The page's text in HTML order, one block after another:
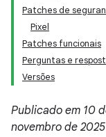
Patches de
Pixel
Patches funcionais
Perguntas e
Versões
Publicado em 10
novembro de 2025